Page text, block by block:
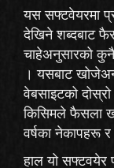
यस सफ्टवेयरमा
देखिने शब्दबाट
चाहेअनुसारको कुनै
। यसबाट
वेबसाइटको
किसिमले फैसला
वर्षका नेकापहरू
हाल यो सफ्टवयेर